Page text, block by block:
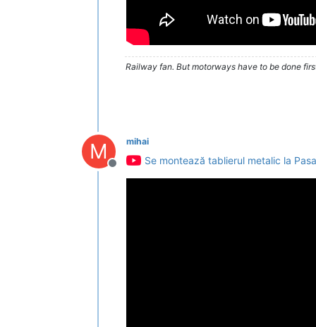
Railway fan. But motorways have to be done
M
Deconectat
mihai
Se montează tablierul metalic la